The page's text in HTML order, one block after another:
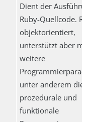
Dient der Ausführung
Ruby-Quellcode.
objektorientiert,
unterstützt aber
weitere
unter anderem die
prozedurale und
funktionale